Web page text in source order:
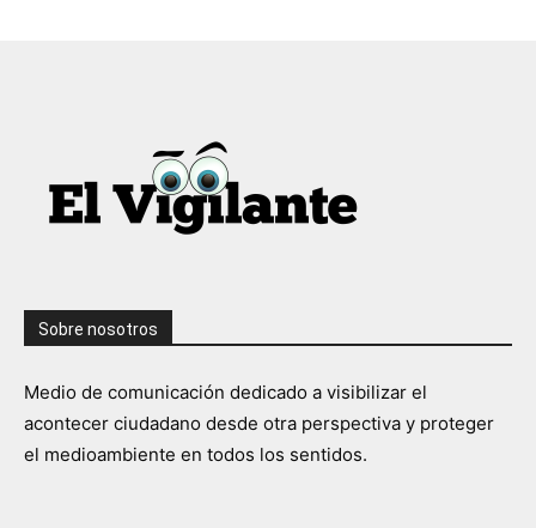
Sobre nosotros
Medio de comunicación dedicado a visibilizar el
acontecer ciudadano desde otra perspectiva y proteger
el medioambiente en todos los sentidos.